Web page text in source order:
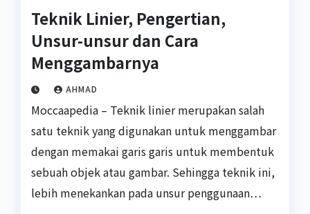
Teknik Linier, Pengertian,
Unsur-unsur dan Cara
Menggambarnya
AHMAD
Moccaapedia – Teknik linier merupakan salah
satu teknik yang digunakan untuk menggambar
dengan memakai garis garis untuk membentuk
sebuah objek atau gambar. Sehingga teknik ini,
lebih menekankan pada unsur penggunaan…